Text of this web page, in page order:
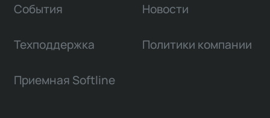
События Новости
Техподдержка Политики компании
Приемная Softline